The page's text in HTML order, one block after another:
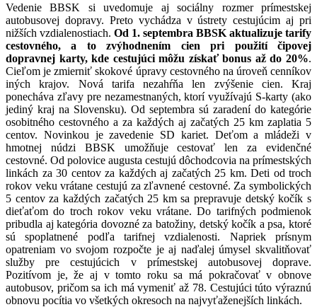
Vedenie BBSK si uvedomuje aj sociálny rozmer prímestskej
autobusovej dopravy. Preto vychádza v ústrety cestujúcim aj pri
nižších vzdialenostiach. Od 1. septembra BBSK aktualizuje tarify
cestovného, a to zvýhodnením cien pri použití čipovej
dopravnej karty, kde cestujúci môžu získať bonus až do 20%.
Cieľom je zmierniť skokové úpravy cestovného na úroveň cenníkov
iných krajov. Nová tarifa nezahŕňa len zvýšenie cien. Kraj
ponecháva zľavy pre nezamestnaných, ktorí využívajú S-karty (ako
jediný kraj na Slovensku). Od septembra sú zaradení do kategórie
osobitného cestovného a za každých aj začatých 25 km zaplatia 5
centov. Novinkou je zavedenie SD kariet. Deťom a mládeži v
hmotnej núdzi BBSK umožňuje cestovať len za evidenčné
cestovné. Od polovice augusta cestujú dôchodcovia na prímestských
linkách za 30 centov za každých aj začatých 25 km. Deti od troch
rokov veku vrátane cestujú za zľavnené cestovné. Za symbolických
5 centov za každých začatých 25 km sa prepravuje detský kočík s
dieťaťom do troch rokov veku vrátane. Do tarifných podmienok
pribudla aj kategória dovozné za batožiny, detský kočík a psa, ktoré
sú spoplatnené podľa tarifnej vzdialenosti. Napriek prísnym
opatreniam vo svojom rozpočte je aj naďalej úmysel skvalitňovať
služby pre cestujúcich v prímestskej autobusovej doprave.
Pozitívom je, že aj v tomto roku sa má pokračovať v obnove
autobusov, pričom sa ich má vymeniť až 78. Cestujúci túto výraznú
obnovu pocítia vo všetkých okresoch na najvyťaženejších linkách.